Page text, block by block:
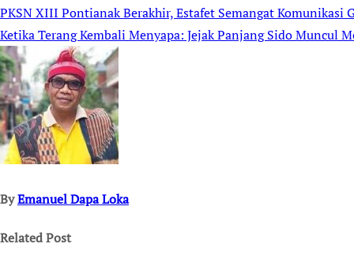
Post
navigation
PKSN XIII Pontianak Berakhir, Estafet Semangat Komunikasi
Ketika Terang Kembali Menyapa: Jejak Panjang Sido Muncul
ByEmanuel Dapa Loka
Related Post